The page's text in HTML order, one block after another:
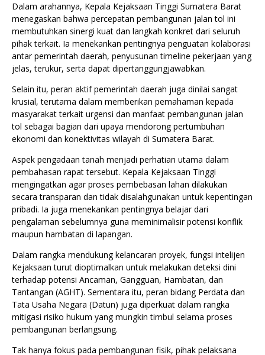
Dalam arahannya, Kepala Kejaksaan Tinggi Sumatera Barat
menegaskan bahwa percepatan pembangunan jalan tol ini
membutuhkan sinergi kuat dan langkah konkret dari seluruh
pihak terkait. Ia menekankan pentingnya penguatan kolaborasi
antar pemerintah daerah, penyusunan timeline pekerjaan yang
jelas, terukur, serta dapat dipertanggungjawabkan.
Selain itu, peran aktif pemerintah daerah juga dinilai sangat
krusial, terutama dalam memberikan pemahaman kepada
masyarakat terkait urgensi dan manfaat pembangunan jalan
tol sebagai bagian dari upaya mendorong pertumbuhan
ekonomi dan konektivitas wilayah di Sumatera Barat.
Aspek pengadaan tanah menjadi perhatian utama dalam
pembahasan rapat tersebut. Kepala Kejaksaan Tinggi
mengingatkan agar proses pembebasan lahan dilakukan
secara transparan dan tidak disalahgunakan untuk kepentingan
pribadi. Ia juga menekankan pentingnya belajar dari
pengalaman sebelumnya guna meminimalisir potensi konflik
maupun hambatan di lapangan.
Dalam rangka mendukung kelancaran proyek, fungsi intelijen
Kejaksaan turut dioptimalkan untuk melakukan deteksi dini
terhadap potensi Ancaman, Gangguan, Hambatan, dan
Tantangan (AGHT). Sementara itu, peran bidang Perdata dan
Tata Usaha Negara (Datun) juga diperkuat dalam rangka
mitigasi risiko hukum yang mungkin timbul selama proses
pembangunan berlangsung.
Tak hanya fokus pada pembangunan fisik, pihak pelaksana